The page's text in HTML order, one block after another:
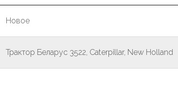
Новое
Трактор Беларус 3522, Caterpillar, New Holland